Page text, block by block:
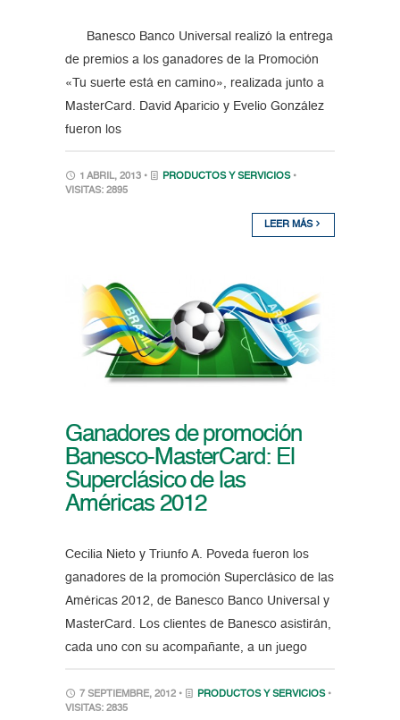
Banesco Banco Universal realizó la entrega
de premios a los ganadores de la Promoción
«Tu suerte está en camino», realizada junto a
MasterCard. David Aparicio y Evelio González
fueron los
1 ABRIL, 2013 • PRODUCTOS Y SERVICIOS •
VISITAS: 2895
LEER MÁS
Ganadores de promoción
Banesco-MasterCard: El
Superclásico de las
Américas 2012
Cecilia Nieto y Triunfo A. Poveda fueron los
ganadores de la promoción Superclásico de las
Américas 2012, de Banesco Banco Universal y
MasterCard. Los clientes de Banesco asistirán,
cada uno con su acompañante, a un juego
7 SEPTIEMBRE, 2012 • PRODUCTOS Y SERVICIOS •
VISITAS: 2835